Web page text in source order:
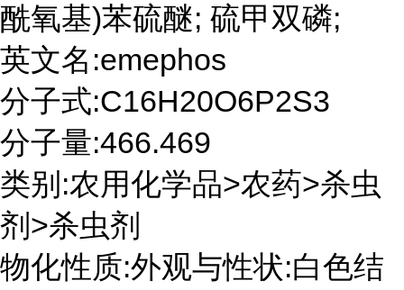
酰氧基)苯硫醚; 硫甲双磷;
英文名:emephos
分子式:C16H20O6P2S3
分子量:466.469
类别:农用化学品>农药>杀虫
剂>杀虫剂
物化性质:外观与性状:白色结